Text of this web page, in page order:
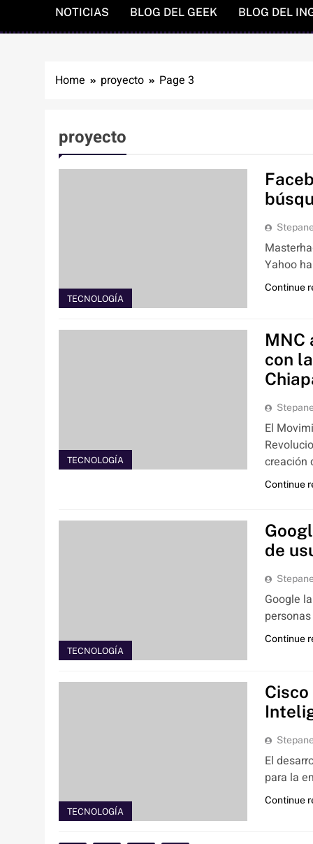
NOTICIAS BLOG DEL GEEK BLOG DEL
Home proyecto Page 3
proyecto
TECNOLOGÍA
Yahoo
Continue
TECNOLOGÍA
MNC
con
El
creación
Continue
TECNOLOGÍA
de
Google
Continue
TECNOLOGÍA
El
para la
Continue